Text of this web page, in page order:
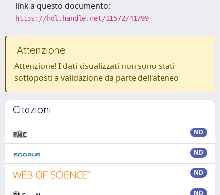
link a questo documento:
https://hdl.handle.net/11572/41799
Attenzione
Attenzione! I dati visualizzati non sono stati
sottoposti a validazione da parte dell'ateneo
Citazioni
ND
ND
ND
ND